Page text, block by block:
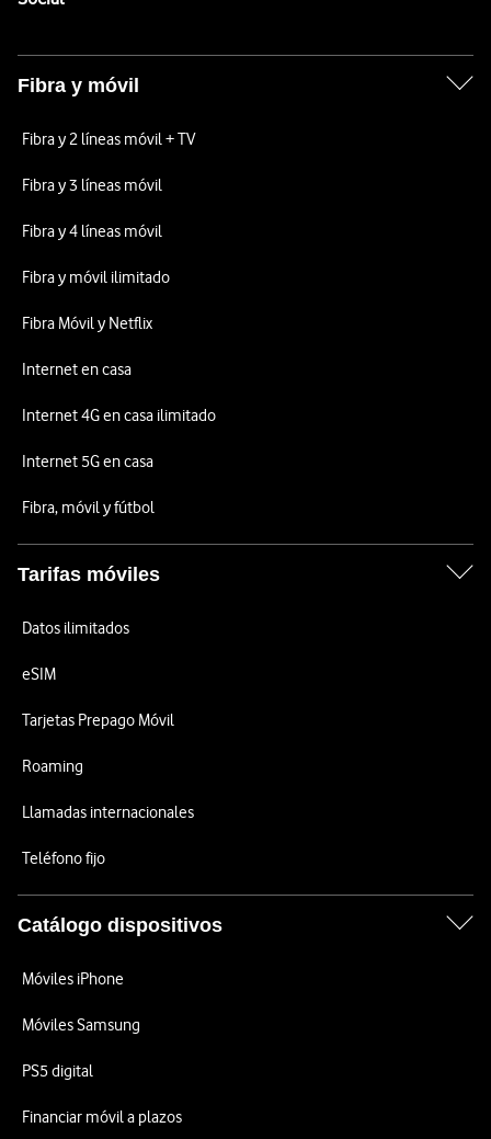
Fibra y móvil
Fibra y 2 líneas móvil + TV
Fibra y 3 líneas móvil
Fibra y 4 líneas móvil
Fibra y móvil ilimitado
Fibra Móvil y Netflix
Internet en casa
Internet 4G en casa ilimitado
Internet 5G en casa
Fibra, móvil y fútbol
Tarifas móviles
Datos ilimitados
eSIM
Tarjetas Prepago Móvil
Roaming
Llamadas internacionales
Teléfono fijo
Catálogo dispositivos
Móviles iPhone
Móviles Samsung
PS5 digital
Financiar móvil a plazos